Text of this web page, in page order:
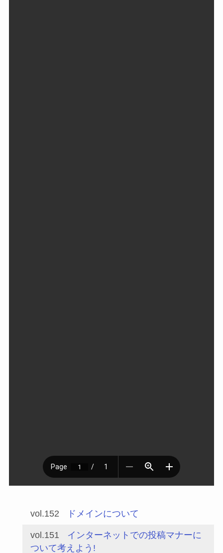
vol.152 ドメインについて
vol.151
インターネットでの投稿マナーに
ついて考えよう!